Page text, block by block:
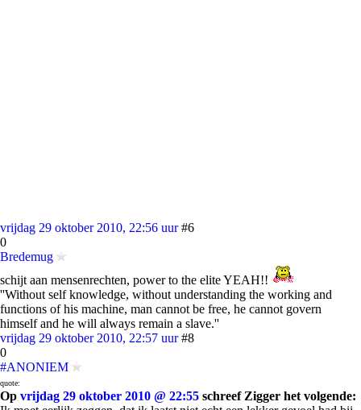
vrijdag 29 oktober 2010, 22:56 uur #6
0
Bredemug
schijt aan mensenrechten, power to the elite YEAH!!
''Without self knowledge, without understanding the working and
functions of his machine, man cannot be free, he cannot govern
himself and he will always remain a slave.''
vrijdag 29 oktober 2010, 22:57 uur #8
0
#ANONIEM
quote:
Op vrijdag 29 oktober 2010 @ 22:55 schreef Zigger het volgende: